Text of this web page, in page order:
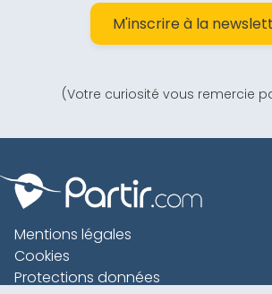
M'inscrire à la
(Votre curiosité vous remercie
Mentions légales
Cookies
Protections données